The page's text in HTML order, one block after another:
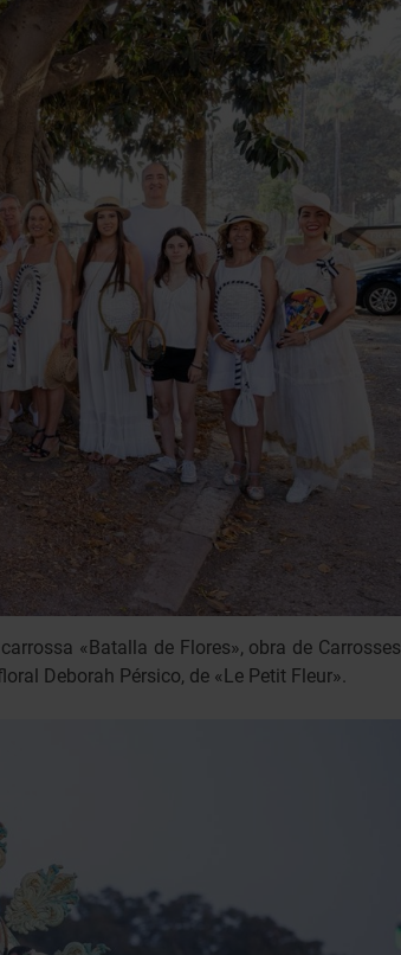
«Batalla de Flores», obra de Carrosses
Deborah Pérsico, de «Le Petit Fleur».